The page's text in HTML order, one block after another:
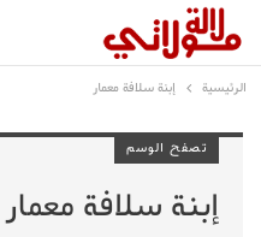
الرئيسية إبنة سلافة معمار
تصفح الوسم
إبنة سلافة معمار